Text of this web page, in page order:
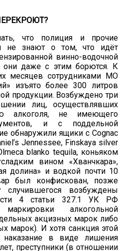
что полиция и прочие
не знают о том, что идёт
винно-водочной
они даже с этим борются. К
месяцев сотрудниками МО
изъято более 300 литров
продукции. Возбуждено три
лиц, осуществлявших
алкоголя, не имеющего
и с поддельной
обнаружили ящики с Cognac
Jennessee, Finskaya silver
blanko tequila, коньяком
вином «Хванчкара»,
долина» и водкой почти 10
был конфискован, позже
возбуждены
4 статьи 327.1 УК РФ
алкогольной
акцизных марок либо
марок). И хотя санкция этой
наказание в виде лишения
преступники (в отношении